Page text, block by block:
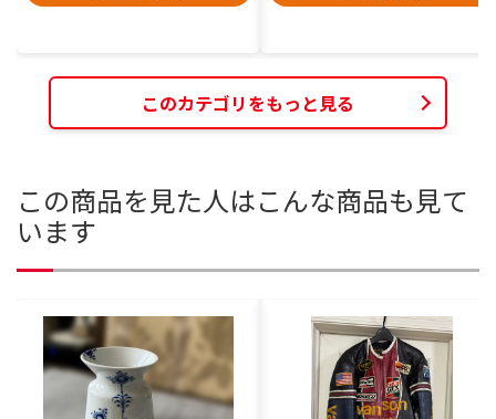
このカテゴリをもっと見る
この商品を見た人はこんな商品も見て
います